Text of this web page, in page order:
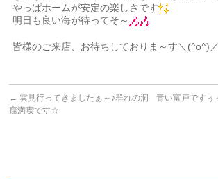
やっぱホームが安定の楽しさです
明日も良い海が待ってそ～
皆様のご来店、お待ちしておりま～す＼(^o^)／
← 雲見行ってきましたぁ～♪群れの洞
窟満喫です☆
青い富戸ですぅ